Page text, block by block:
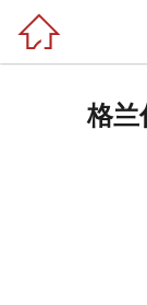

格兰